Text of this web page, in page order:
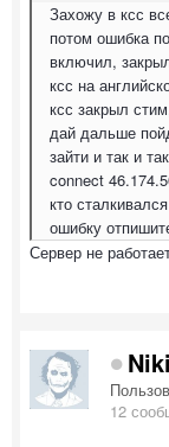
Захожу в ксс
потом ошибка
включил,
ксс на
ксс закрыл
дай дальше
зайти и так и
connect
кто
ошибку
Сервер не
12